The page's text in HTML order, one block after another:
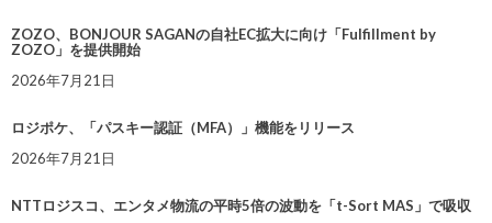
ZOZO、BONJOUR SAGANの自社EC拡大に向け「Fulfillment by
ZOZO」を提供開始
2026年7月21日
ロジポケ、「パスキー認証（MFA）」機能をリリース
2026年7月21日
NTTロジスコ、エンタメ物流の平時5倍の波動を「t-Sort MAS」で吸収